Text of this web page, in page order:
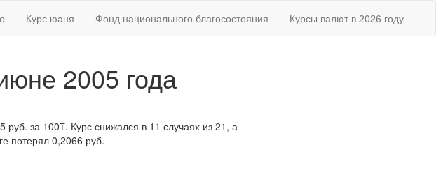
Курс юаня Фонд национального благосостояния Курсы валют в 2026 году
2005 года
за 100₸. Курс снижался в 11 случаях из 21, а
потерял 0,2066 руб.